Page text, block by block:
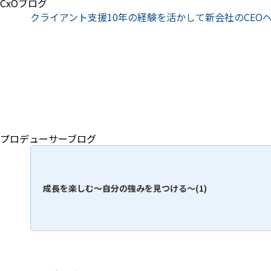
CxOブログ
クライアント支援10年の経験を活かして新会社のCEO
プロデューサーブログ
成長を楽しむ～自分の強みを見つける～(1)